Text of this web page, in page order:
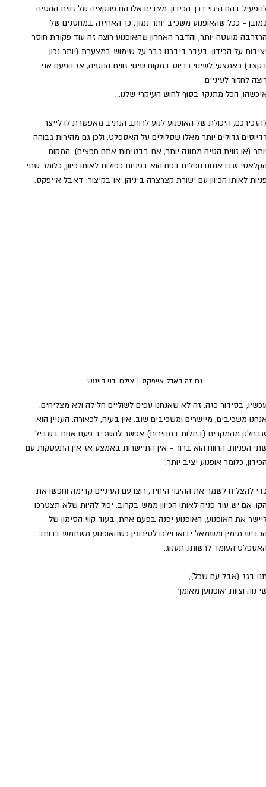
בהם היגוי דרך הכידון. מצבים אלו הם פונקציה של זווית ההטיה
- ככל שהאופנוע משכיב יותר נמוך, כך האחיזה במחסנים של
מועטה יותר, והדבר האחרון שהאופנוע רוצה זה עוד פקודת חוסר
על הכידון. בעבר דיברנו כבר על שימוש במצערת (יותר נכון
כאמצעי לשינוי רדיוס במקום שינוי זווית ההטיה, אז הפעם אני
לחזור לעיניים.
הכל מתנקז בסוף לחוש העיקרי שלנו...
היכולת של האופנוע לנוע לרוחב הנתיב מאפשרת לו לייצר
גדולים יותר מאלו שסלולים על האספלט, ולכן גם מהירות גבוהה
(או זווית הטיה מתונה יותר, אם בבטיחות אתם חפצים). המקום
שבו אנחנו נופלים בפח הוא בפניות כפולות לאותו כיוון, כלומר שתי
לאותו הכיוון עם ישורת קצרצרה ביניהן. או בקיצור: דאבל אייפקס.
גם זה דאבל אייפקס | צילם: בני דויטש
בסידור כזה, זה לא שאנחנו עפים לשוליים חלילה ולא מצליחים.
משכיבים, מיישרים ומשכיבים שוב. אין בעיה, לכאורה. העניין הוא
מהמקרים (בתלות במהירות) אפשר להשכיב פעם אחת בשביל
הפניות. הרווח הוא ברור - אין התיישרות באמצע אז אין התעסקות עם
כלומר אופנוע יציב יותר.
להצליח לשמר את ההיגוי היחיד, רוצו עם העיניים קדימה וחפשו את
אם יש עוד פניה לאותו הכיוון ממש בקרוב, יכול להיות שלא תצטרכו
את האופנוע; האופנוע יפנה בפעם אחת, בעוד קווי הסימון של
מימין ומשמאל יבואו וילכו לסירוגין כשהאופנוע משתמש ברוחב
העומד לרשותו. תענוג.
בגז (אבל עם שכל),
נוה וצוות 'אופנוען מאומן'